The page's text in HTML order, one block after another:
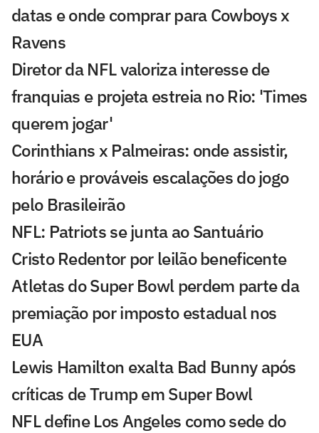
datas e onde comprar para Cowboys x
Ravens
Diretor da NFL valoriza interesse de
franquias e projeta estreia no Rio: 'Times
querem jogar'
Corinthians x Palmeiras: onde assistir,
horário e prováveis escalações do jogo
pelo Brasileirão
NFL: Patriots se junta ao Santuário
Cristo Redentor por leilão beneficente
Atletas do Super Bowl perdem parte da
premiação por imposto estadual nos
EUA
Lewis Hamilton exalta Bad Bunny após
críticas de Trump em Super Bowl
NFL define Los Angeles como sede do